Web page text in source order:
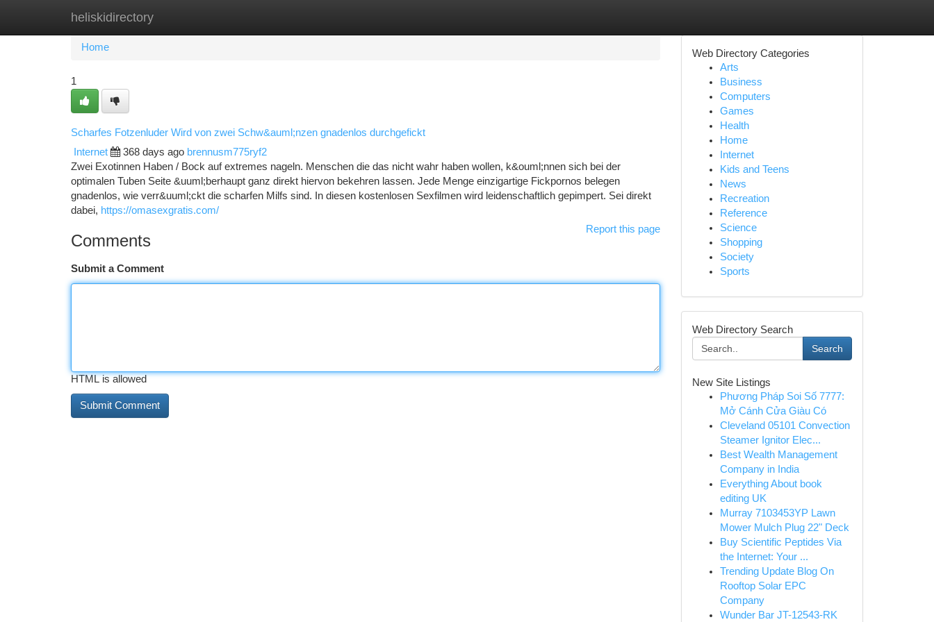
heliskidirectory
Home New Site Listings
Home
1
Scharfes Fotzenluder Wird von zwei Schw&auml;nzen gnadenlos durchgefickt
Internet 368 days ago brennusm775ryf2
Zwei Exotinnen Haben / Bock auf extremes nageln. Menschen die das nicht wahr haben wollen, k&ouml;nnen sich bei der
optimalen Tuben Seite &uuml;berhaupt ganz direkt hiervon bekehren lassen. Jede Menge einzigartige Fickpornos belegen
gnadenlos, wie verr&uuml;ckt die scharfen Milfs sind. In diesen kostenlosen Sexfilmen wird leidenschaftlich gepimpert. Sei direkt
dabei, https://omasexgratis.com/
Report this page
Comments
Submit a Comment
HTML is allowed
Web Directory Categories
Arts
Business
Computers
Games
Health
Home
Internet
Kids and Teens
News
Recreation
Reference
Science
Shopping
Society
Sports
Web Directory Search
Search
New Site Listings
Phương Pháp Soi Số 7777:
Mở Cánh Cửa Giàu Có
Cleveland 05101 Convection
Steamer Ignitor Elec...
Best Wealth Management
Company in India
Everything About book
editing UK
Murray 7103453YP Lawn
Mower Mulch Plug 22" Deck
Buy Scientific Peptides Via
the Internet: Your ...
Trending Update Blog On
Rooftop Solar EPC
Company
Wunder Bar JT-12543-RK